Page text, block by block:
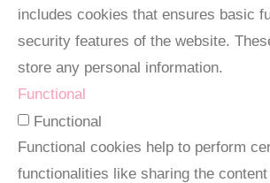
includes cookies that ensures basic
security features of the website.
store any personal information.
Functional
Functional
Functional cookies help to perform
functionalities like sharing the